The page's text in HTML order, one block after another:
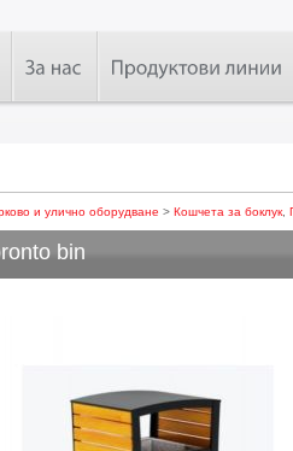
и улично оборудване > Кошчета за боклук
bin